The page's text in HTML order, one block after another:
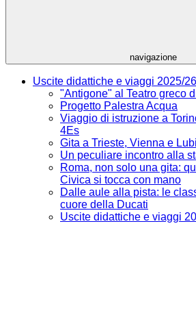
navigazione
Uscite didattiche e viaggi 2025/26
"Antigone" al Teatro greco
Progetto Palestra Acqua
Viaggio di istruzione a
4Es
Gita a Trieste, Vienna e
Un peculiare incontro alla
Roma, non solo una gita:
Civica si tocca con mano
Dalle aule alla pista: le
cuore della Ducati
Uscite didattiche e viaggi